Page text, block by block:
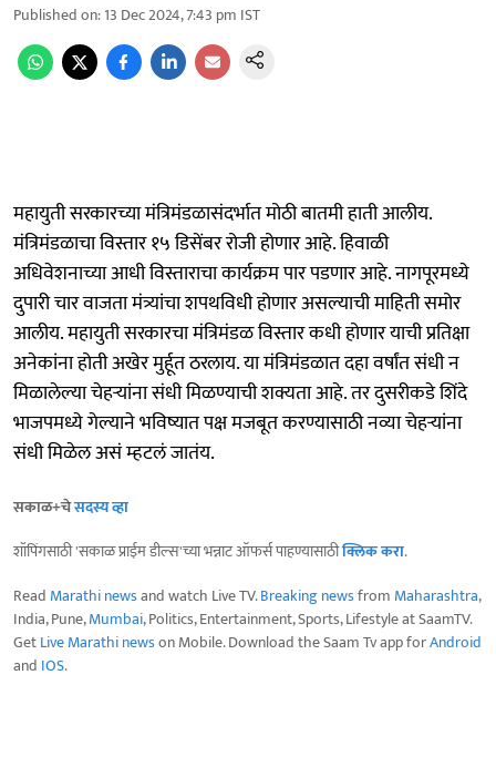
Published on:13 Dec 2024, 7:43 pm IST
महायुती सरकारच्या मंत्रिमंडळासंदर्भात मोठी बातमी हाती आलीय.
मंत्रिमंडळाचा विस्तार १५ डिसेंबर रोजी होणार आहे. हिवाळी
अधिवेशनाच्या आधी विस्ताराचा कार्यक्रम पार पडणार आहे. नागपूरमध्ये
दुपारी चार वाजता मंत्र्यांचा शपथविधी होणार असल्याची माहिती समोर
आलीय. महायुती सरकारचा मंत्रिमंडळ विस्तार कधी होणार याची प्रतिक्षा
अनेकांना होती अखेर मुर्हूत ठरलाय. या मंत्रिमंडळात दहा वर्षांत संधी न
मिळालेल्या चेहऱ्यांना संधी मिळण्याची शक्यता आहे. तर दुसरीकडे शिंदे
भाजपमध्ये गेल्याने भविष्यात पक्ष मजबूत करण्यासाठी नव्या चेहऱ्यांना
संधी मिळेल असं म्हटलं जातंय.
सकाळ+चेसदस्य व्हा
शॉपिंगसाठी 'सकाळ प्राईम डील्स'च्या भन्नाट ऑफर्स पाहण्यासाठीक्लिक करा.
Read Marathi newsand watch Live TV.Breaking newsfrom Maharashtra,
India, Pune,Mumbai, Politics, Entertainment, Sports, Lifestyle at SaamTV.
GetLive Marathi newson Mobile. Download the Saam Tv app forAndroid
and IOS.